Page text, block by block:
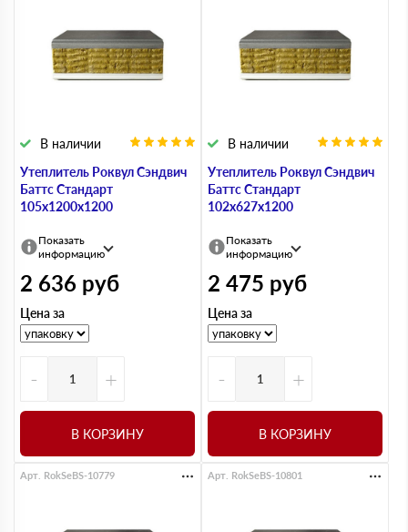
Утеплитель Роквул Сэндвич
Баттс Стандарт
105х1200х1200
В наличии
Показать
информацию
2 636 руб
Цена за
- +
В КОРЗИНУ
Утеплитель Роквул Сэндвич
Баттс Стандарт
102х627х1200
В наличии
Показать
информацию
2 475 руб
Цена за
- +
В КОРЗИНУ
Арт. RokSeBS-10779 Арт. RokSeBS-10801